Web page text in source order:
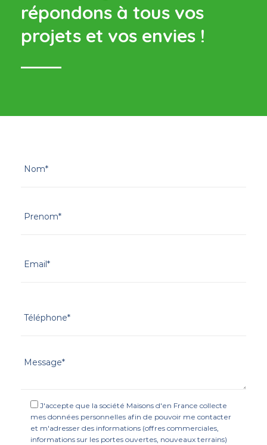
répondons à tous vos
projets et vos envies !
J'accepte que la société Maisons d'en France collecte
mes données personnelles afin de pouvoir me contacter
et m'adresser des informations (offres commerciales,
informations sur les portes ouvertes, nouveaux terrains)